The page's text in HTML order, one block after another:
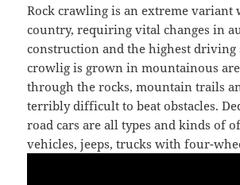
Rock crawling is an extreme variant
country, requiring vital changes in
construction and the highest driving
crowlig is grown in mountainous
through the rocks, mountain trails
terribly difficult to beat obstacles.
road cars are all types and kinds of
vehicles, jeeps, trucks with four-